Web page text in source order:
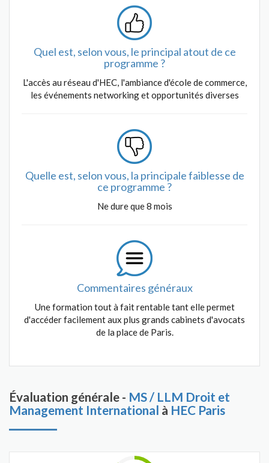
Quel est, selon vous, le principal atout de ce
programme ?
L'accès au réseau d'HEC, l'ambiance d'école de commerce,
les événements networking et opportunités diverses
Quelle est, selon vous, la principale faiblesse de
ce programme ?
Ne dure que 8 mois
Commentaires généraux
Une formation tout à fait rentable tant elle permet
d'accéder facilement aux plus grands cabinets d'avocats
de la place de Paris.
Évaluation générale - MS / LLM Droit et
Management International à HEC Paris